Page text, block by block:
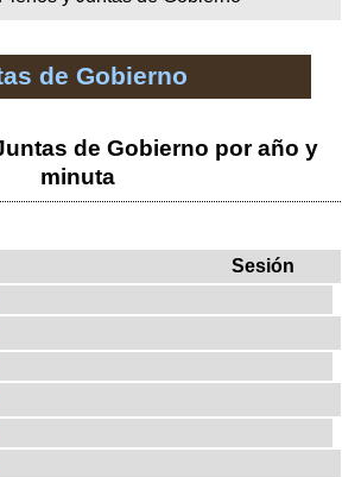
de Gobierno
de Gobierno por año y
minuta
Sesión